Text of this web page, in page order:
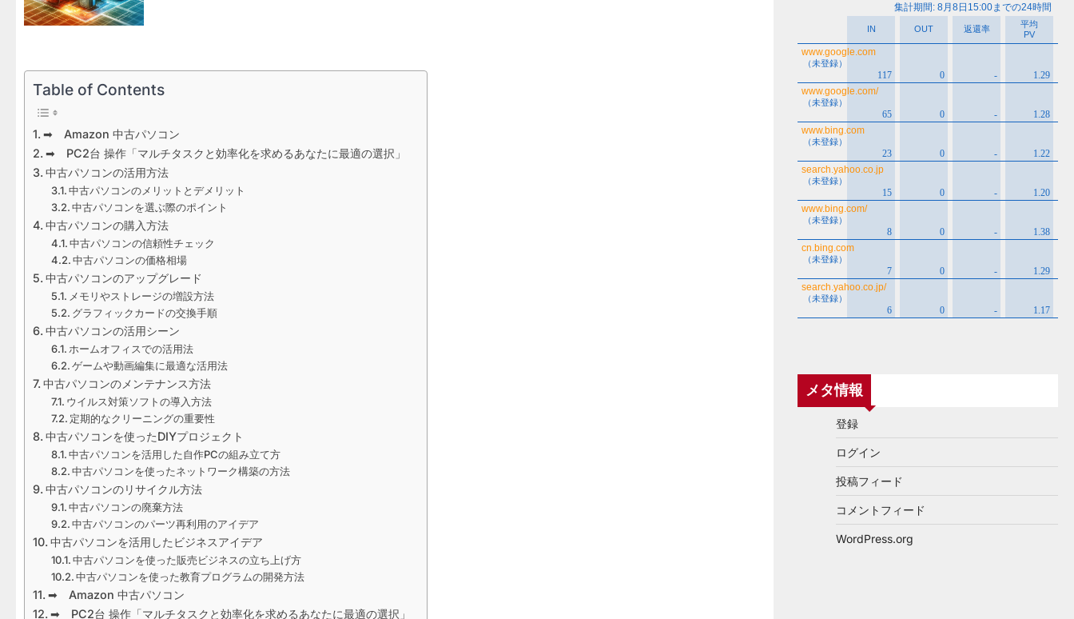
Table of Contents
➡ Amazon 中古パソコン
➡ PC2台 操作「マルチタスクと効率化を求めるあなたに最適の選択」
中古パソコンの活用方法
中古パソコンのメリットとデメリット
中古パソコンを選ぶ際のポイント
中古パソコンの購入方法
中古パソコンの信頼性チェック
中古パソコンの価格相場
中古パソコンのアップグレード
メモリやストレージの増設方法
グラフィックカードの交換手順
中古パソコンの活用シーン
ホームオフィスでの活用法
ゲームや動画編集に最適な活用法
中古パソコンのメンテナンス方法
ウイルス対策ソフトの導入方法
定期的なクリーニングの重要性
中古パソコンを使ったDIYプロジェクト
中古パソコンを活用した自作PCの組み立て方
中古パソコンを使ったネットワーク構築の方法
中古パソコンのリサイクル方法
中古パソコンの廃棄方法
中古パソコンのパーツ再利用のアイデア
中古パソコンを活用したビジネスアイデア
中古パソコンを使った販売ビジネスの立ち上げ方
中古パソコンを使った教育プログラムの開発方法
➡ Amazon 中古パソコン
➡ PC2台 操作「マルチタスクと効率化を求めるあなたに最適の選択」
メタ情報
登録
ログイン
投稿フィード
コメントフィード
WordPress.org